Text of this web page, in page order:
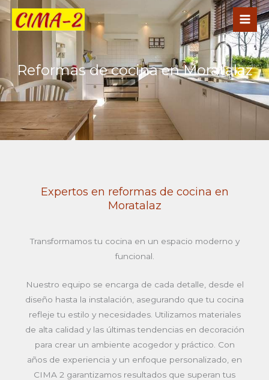
Ir
al
Reformas de cocina en Moratalaz
Expertos en reformas de cocina en
Moratalaz
Transformamos tu cocina en un espacio moderno y
funcional.
Nuestro equipo se encarga de cada detalle, desde el
diseño hasta la instalación, asegurando que tu cocina
refleje tu estilo y necesidades. Utilizamos materiales
de alta calidad y las últimas tendencias en decoración
para crear un ambiente acogedor y práctico. Con
años de experiencia y un enfoque personalizado, en
CIMA 2 garantizamos resultados que superan tus